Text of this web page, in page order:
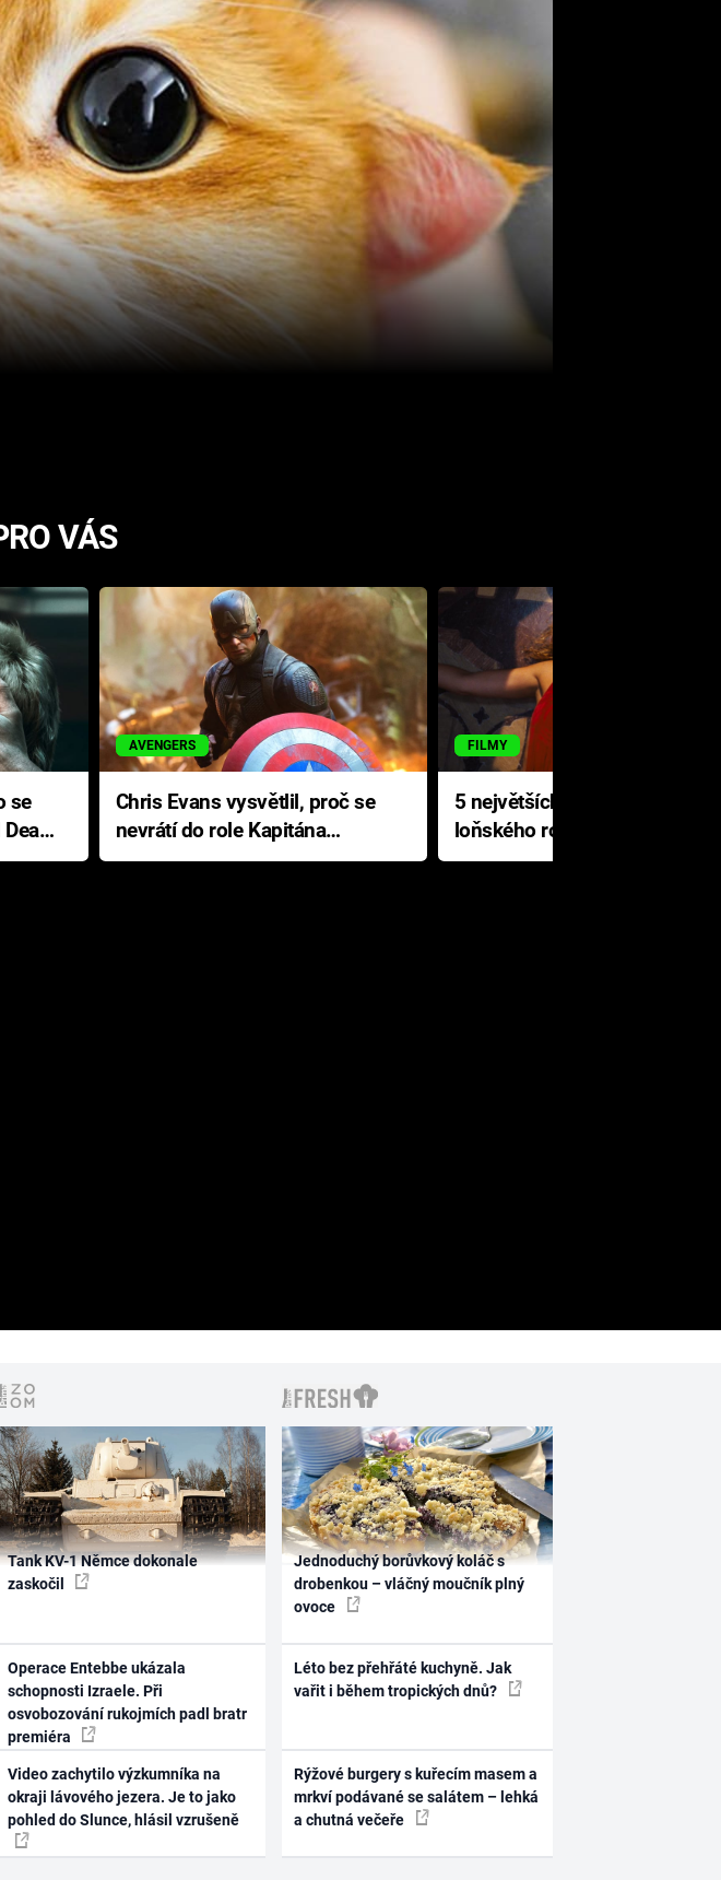
VÁS
AVENGERS
Chris Evans vysvětlil, proč se
nevrátí do role Kapitána
Ameriky
FILMY
5 největších propadáků
loňského roku: Disney na
jediné katastrofě prodělal 200
Tank KV-1 Němce dokonale
zaskočil
Operace Entebbe ukázala
schopnosti Izraele. Při
osvobozování rukojmích padl bratr
premiéra
Video zachytilo výzkumníka na
okraji lávového jezera. Je to jako
pohled do Slunce, hlásil vzrušeně
Jednoduchý borůvkový koláč s
drobenkou – vláčný moučník plný
ovoce
Léto bez přehřáté kuchyně. Jak
vařit i během tropických dnů?
Rýžové burgery s kuřecím masem a
mrkví podávané se salátem – lehká
a chutná večeře